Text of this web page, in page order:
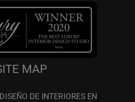
MAP
DE INTERIORES EN